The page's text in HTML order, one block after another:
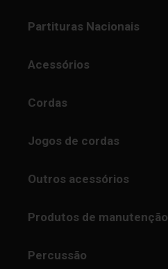
Partituras Nacionais
Acessórios
Cordas
Jogos de cordas
Outros acessórios
Produtos de manutenção
Percussão